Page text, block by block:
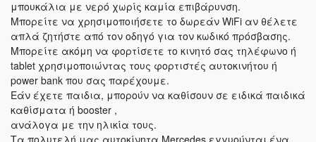
μπουκάλια με νερό χωρίς καμία επιβάρυνση.
Μπορείτε να χρησιμοποιήσετε το δωρεάν WiFi αν θέλετε
απλά ζητήστε από τον οδηγό για τον κωδικό πρόσβασης.
Μπορείτε ακόμη να φορτίσετε το κινητό σας τηλέφωνο ή
tablet χρησιμοποιώντας τους φορτιστές αυτοκινήτου ή
power bank που σας παρέχουμε.
Εάν έχετε παιδια, μπορούν να καθίσουν σε ειδικά παιδικά
καθίσματα ή booster ,
ανάλογα με την ηλικία τους.
Τα πολυτελή μας αυτοκίνητα Mercedes εγγυούνται ένα